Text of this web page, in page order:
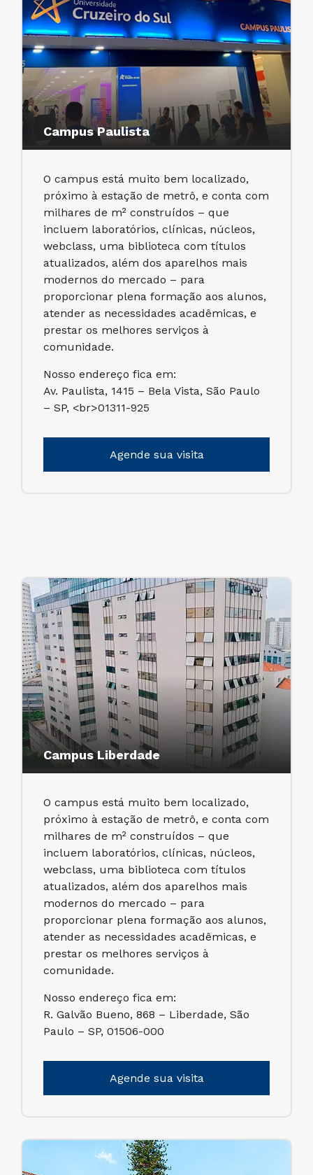
Campus Paulista
O campus está muito bem localizado,
próximo à estação de metrô, e conta com
milhares de m² construídos – que
incluem laboratórios, clínicas, núcleos,
webclass, uma biblioteca com títulos
atualizados, além dos aparelhos mais
modernos do mercado – para
proporcionar plena formação aos alunos,
atender as necessidades acadêmicas, e
prestar os melhores serviços à
comunidade.
Nosso endereço fica em:
Av. Paulista, 1415 – Bela Vista, São Paulo
– SP, <br>01311-925
Agende sua visita
Campus Liberdade
O campus está muito bem localizado,
próximo à estação de metrô, e conta com
milhares de m² construídos – que
incluem laboratórios, clínicas, núcleos,
webclass, uma biblioteca com títulos
atualizados, além dos aparelhos mais
modernos do mercado – para
proporcionar plena formação aos alunos,
atender as necessidades acadêmicas, e
prestar os melhores serviços à
comunidade.
Nosso endereço fica em:
R. Galvão Bueno, 868 – Liberdade, São
Paulo – SP, 01506-000
Agende sua visita